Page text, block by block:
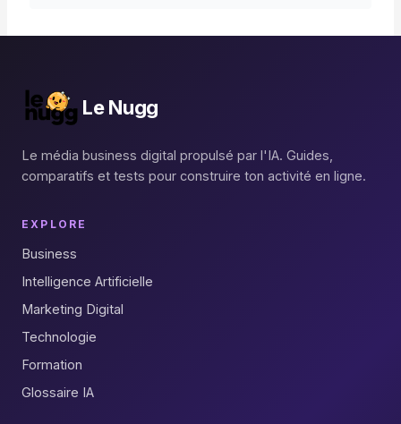
Le Nugg
Le média business digital propulsé par l'IA. Guides,
comparatifs et tests pour construire ton activité en ligne.
EXPLORE
Business
Intelligence Artificielle
Marketing Digital
Technologie
Formation
Glossaire IA